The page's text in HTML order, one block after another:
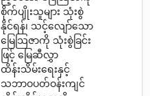
စိုက်ပျိုးသူများ သုံးစွဲ
နိုင်ရန်၊ သင့်လျော်သော
မြေသြဇာကို သုံးစွဲခြင်း
ဖြင့် မြေဆီလွှာ
ထိန်းသိမ်းရေးနှင့်
သဘာဝပတ်ဝန်းကျင်